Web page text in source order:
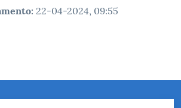
: 22-04-2024, 09:55